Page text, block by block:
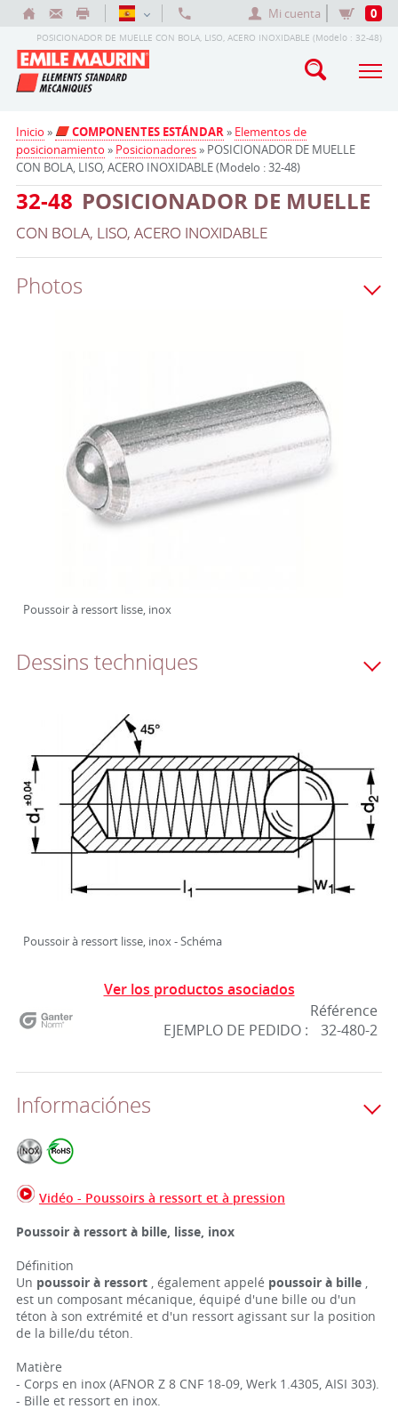
Mi cuenta 0
POSICIONADOR DE MUELLE CON BOLA, LISO, ACERO INOXIDABLE (Modelo : 32-48)
Inicio » COMPONENTES ESTÁNDAR» Elementos de
posicionamiento » Posicionadores» POSICIONADOR DE MUELLE
CON BOLA, LISO, ACERO INOXIDABLE (Modelo : 32-48)
32-48 POSICIONADOR DE MUELLE
CON BOLA, LISO, ACERO INOXIDABLE
Photos
Poussoir à ressort lisse, inox
Dessins techniques
Poussoir à ressort lisse, inox - Schéma
Ver los productos asociados
EJEMPLO DE PEDIDO :
Référence
32-480-2
Informaciónes
Vidéo - Poussoirs à ressort et à pression
Poussoir à ressort à bille, lisse, inox
Définition
Un poussoir à ressort, également appelé poussoir à bille,
est un composant mécanique, équipé d'une bille ou d'un
téton à son extrémité et d'un ressort agissant sur la position
de la bille/du téton.
Matière
- Corps en inox (AFNOR Z 8 CNF 18-09, Werk 1.4305, AISI 303).
- Bille et ressort en inox.